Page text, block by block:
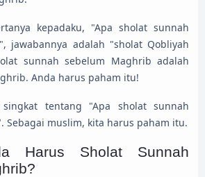
kepadaku, "Apa sholat sunnah
jawabannya adalah "sholat Qobliyah
sunnah sebelum Maghrib adalah
Anda harus paham itu!
tentang "Apa sholat sunnah
Sebagai muslim, kita harus paham itu.
Harus Sholat Sunnah